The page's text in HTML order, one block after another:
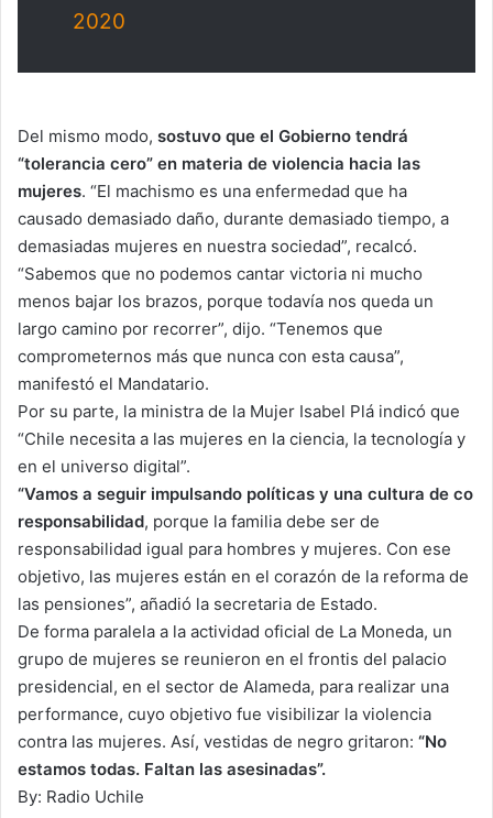
2020
Del mismo modo, sostuvo que el Gobierno tendrá
“tolerancia cero” en materia de violencia hacia las
mujeres. “El machismo es una enfermedad que ha
causado demasiado daño, durante demasiado tiempo, a
demasiadas mujeres en nuestra sociedad”, recalcó.
“Sabemos que no podemos cantar victoria ni mucho
menos bajar los brazos, porque todavía nos queda un
largo camino por recorrer”, dijo. “Tenemos que
comprometernos más que nunca con esta causa”,
manifestó el Mandatario.
Por su parte, la ministra de la Mujer Isabel Plá indicó que
“Chile necesita a las mujeres en la ciencia, la tecnología y
en el universo digital”.
“Vamos a seguir impulsando políticas y una cultura de co
responsabilidad, porque la familia debe ser de
responsabilidad igual para hombres y mujeres. Con ese
objetivo, las mujeres están en el corazón de la reforma de
las pensiones”, añadió la secretaria de Estado.
De forma paralela a la actividad oficial de La Moneda, un
grupo de mujeres se reunieron en el frontis del palacio
presidencial, en el sector de Alameda, para realizar una
performance, cuyo objetivo fue visibilizar la violencia
contra las mujeres. Así, vestidas de negro gritaron: “No
estamos todas. Faltan las asesinadas”.
By: Radio Uchile